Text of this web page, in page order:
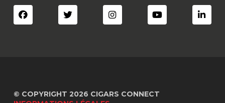
© COPYRIGHT 2026 CIGARS CONNECT